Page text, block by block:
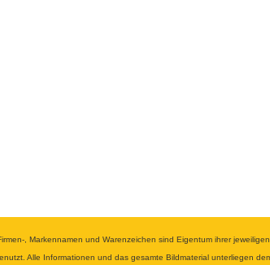
, Markennamen und Warenzeichen sind Eigentum ihrer
Alle Informationen und das gesamte Bildmaterial unterliegen